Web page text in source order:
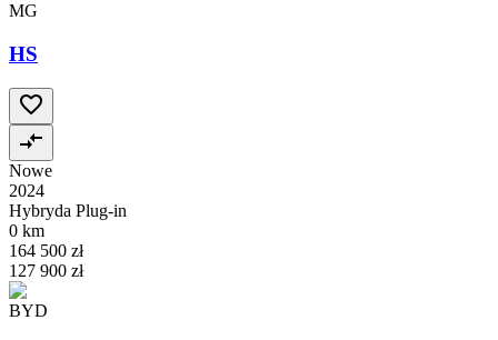
MG
HS
Nowe
2024
Hybryda Plug-in
0 km
164 500 zł
127 900 zł
BYD